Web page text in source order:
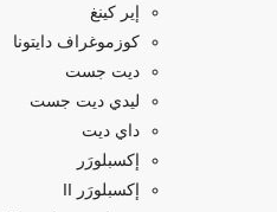
إير كينغ
كوزموغراف دايتونا
ديت جست
ليدي ديت جست
داي ديت
إكسبلورَر
إكسبلورَر II